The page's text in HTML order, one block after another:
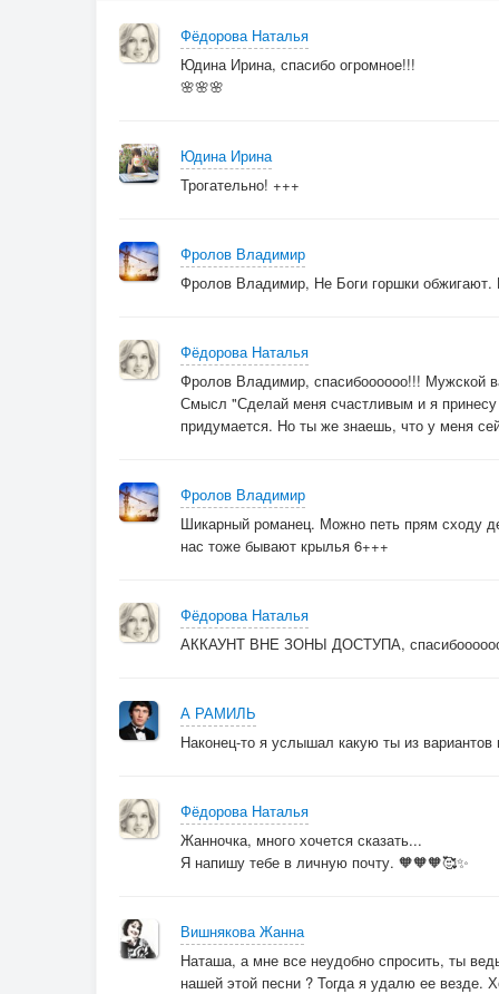
Подари ты мне крылья сильные,
Фёдорова Наталья
Юдина Ирина, спасибо огромное!!!
🌸🌸🌸
Юдина Ирина
Трогательно! +++
Фролов Владимир
Фролов Владимир, Не Боги горшки
Фёдорова Наталья
Фролов Владимир, спасибоооооо!!! Мужской
Смысл "Сделай меня счастливым и я
придумается. Но ты же знаешь, что у меня
Фролов Владимир
Шикарный романец. Можно петь прям сходу
нас тоже бывают крылья 6+++
Фёдорова Наталья
АККАУНТ ВНЕ ЗОНЫ ДОСТУПА,
А РАМИЛЬ
Наконец-то я услышал какую ты из
Фёдорова Наталья
Жанночка, много хочется сказать...
Я напишу тебе в личную почту. 🧡🧡🧡🥰✨
Вишнякова Жанна
Наташа, а мне все неудобно спросить, ты
нашей этой песни ? Тогда я удалю ее везде.